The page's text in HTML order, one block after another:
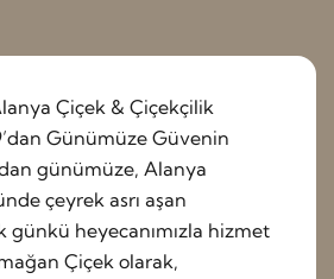
Çiçek & Çiçekçilik
Günümüze Güvenin
günümüze, Alanya
çeyrek asrı aşan
günkü heyecanımızla hizmet
Çiçek olarak,